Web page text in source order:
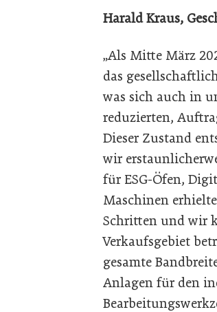
Harald Kraus,
„Als Mitte März
das
was sich auch in
reduzierten,
Dieser Zustand
wir
für ESG-Öfen,
Maschinen
Schritten und wir
Verkaufsgebiet
gesamte
Anlagen für den